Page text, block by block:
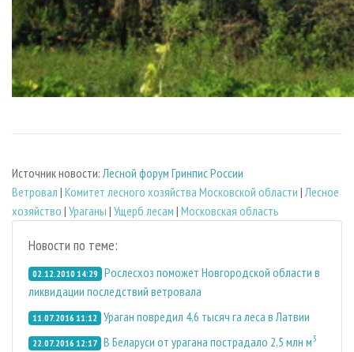
Источник новости:Лесной форум Гринпис России
Ветровал | Комитет лесного хозяйства Московской области |Лесное
хозяйство | Ураганы | Ущерб лесам | Московская область
Новости по теме:
02.12.2010 14:29 Рослесхоз поможет Новгородской области в
ликвидации последствий ветровала
11.07.2016 11:12 Ураган повредил 4,6 тысяч га леса в Латвии
22.07.2016 12:17 В Беларуси от урагана пострадало 2,5 млн м3